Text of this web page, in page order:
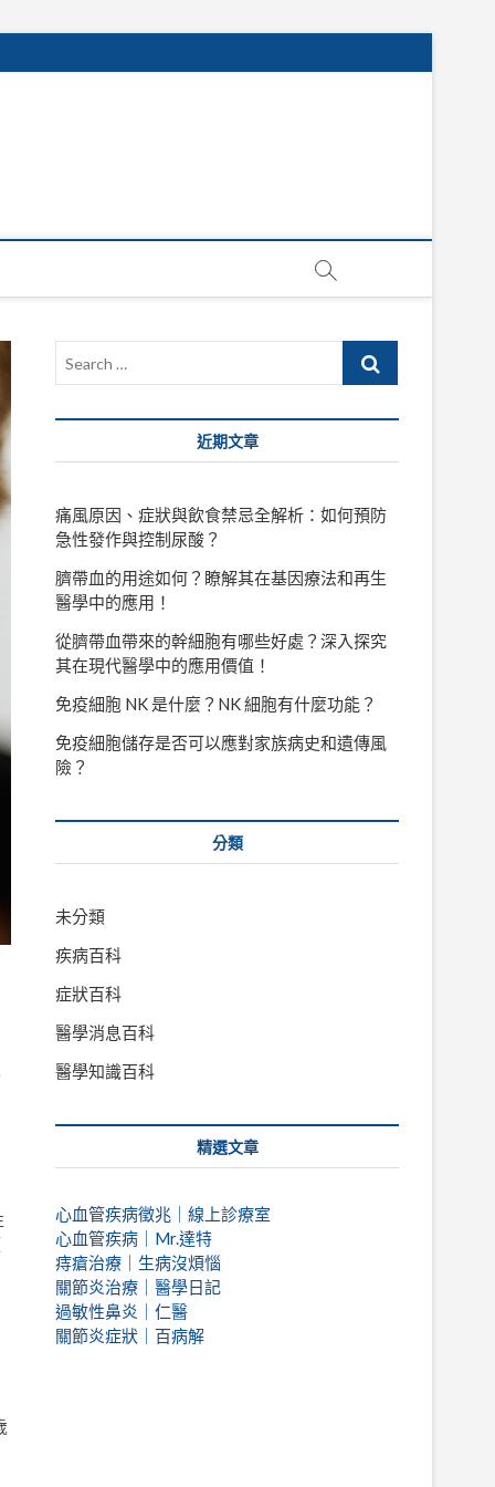
Search
近期文章
痛風原因、症狀與飲食禁忌全解析：如何預防
急性發作與控制尿酸？
臍帶血的用途如何？瞭解其在基因療法和再生
醫學中的應用！
從臍帶血帶來的幹細胞有哪些好處？深入探究
其在現代醫學中的應用價值！
免疫細胞 NK 是什麼？NK 細胞有什麼功能？
免疫細胞儲存是否可以應對家族病史和遺傳風
險？
分類
未分類
疾病百科
症狀百科
醫學消息百科
醫學知識百科
精選文章
心血管疾病徵兆｜線上診療室
心血管疾病｜Mr.達特
痔瘡治療｜ 生病沒煩惱
關節炎治療｜醫學日記
過敏性鼻炎｜仁醫
關節炎症狀｜百病解